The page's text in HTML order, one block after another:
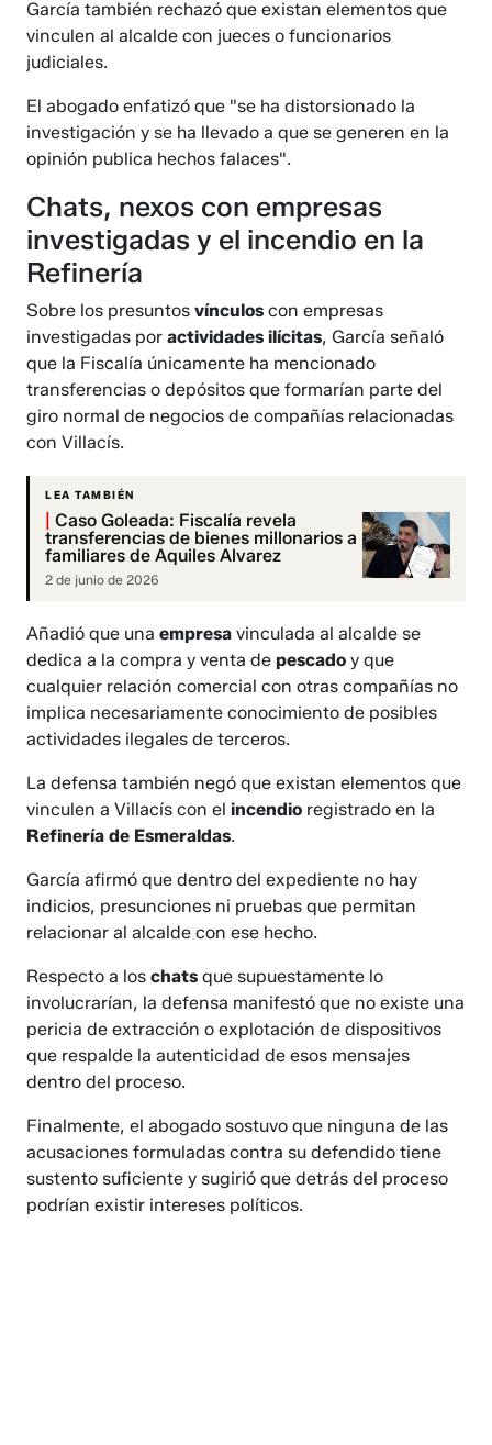
García también rechazó que existan elementos que
vinculen al alcalde con jueces o funcionarios
judiciales.
El abogado enfatizó que "se ha distorsionado la
investigación y se ha llevado a que se generen en la
opinión publica hechos falaces".
Chats, nexos con empresas
investigadas y el incendio en la
Refinería
Sobre los presuntosvínculos con empresas
investigadas poractividades ilícitas, García señaló
que la Fiscalía únicamente ha mencionado
transferencias o depósitos que formarían parte del
giro normal de negocios de compañías relacionadas
con Villacís.
LEA TAMBIÉN
Caso Goleada: Fiscalía revela
transferencias de bienes millonarios a
familiares de Aquiles Alvarez
2 de junio de 2026
Añadió que unaempresa vinculada al alcalde se
dedica a la compra y venta depescado y que
cualquier relación comercial con otras compañías no
implica necesariamente conocimiento de posibles
actividades ilegales de terceros.
La defensa también negó que existan elementos que
vinculen a Villacís con elincendio registrado en la
Refinería de Esmeraldas.
García afirmó que dentro del expediente no hay
indicios, presunciones ni pruebas que permitan
relacionar al alcalde con ese hecho.
Respecto a loschats que supuestamente lo
involucrarían, la defensa manifestó que no existe una
pericia de extracción o explotación de dispositivos
que respalde la autenticidad de esos mensajes
dentro del proceso.
Finalmente, el abogado sostuvo que ninguna de las
acusaciones formuladas contra su defendido tiene
sustento suficiente y sugirió que detrás del proceso
podrían existir intereses políticos.